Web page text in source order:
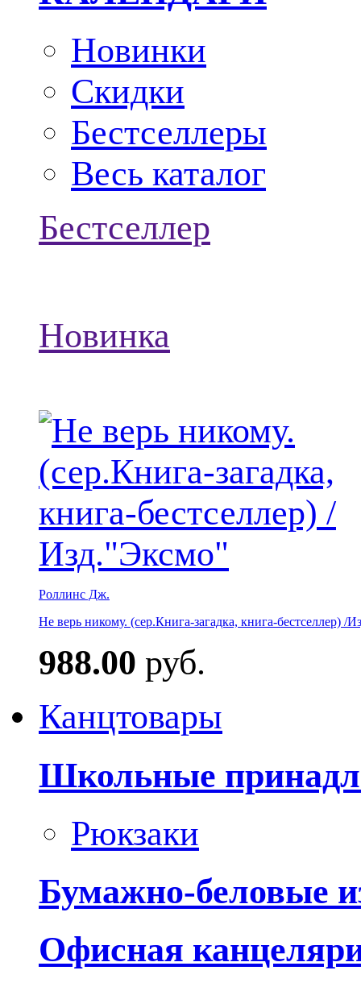
Новинки
Скидки
Бестселлеры
Весь каталог
Бестселлер
Новинка
Роллинс Дж.
Не верь никому. (сер.Книга-загадка, книга-бестселлер) /
988.00 руб.
Канцтовары
Школьные
Рюкзаки
Бумажно-беловые
Офисная